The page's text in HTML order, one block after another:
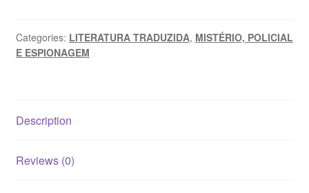
MORTE
-
Categories: LITERATURA TRADUZIDA, MISTÉRIO, POLICIAL
E ESPIONAGEM
Description
Reviews (0)